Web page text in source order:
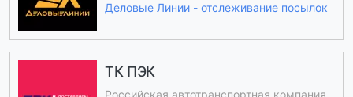
Деловые Линии - отслеживание посылок
ТК ПЭК
Российская автотранспортная компания